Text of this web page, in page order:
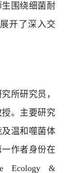
围绕细菌耐
开了深入交
所研究员，
。主要研究
温和噬菌体
作者身份在
Ecology &